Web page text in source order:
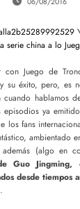
con Juego de
su éxito, pero, es
hablamos
ya
los fans
ambientado
(algo en
Guo Jingming,
desde tiempos
.